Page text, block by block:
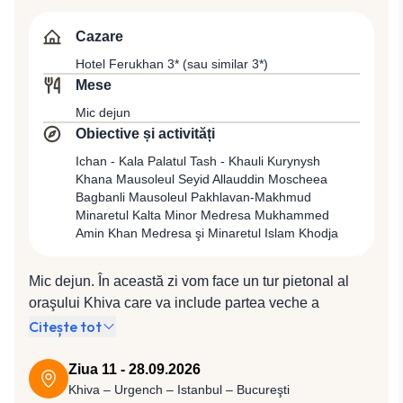
importantă şi punct comercial pentru caravanele de
către estul şi vestul Europei. Cazare în Khiva la Hotel
Ferukhan 3* (sau similar 3*).
Cazare
Hotel Ferukhan 3* (sau similar 3*)
Mese
Mic dejun
Obiective și activități
Ichan - Kala Palatul Tash - Khauli Kurynysh
Khana Mausoleul Seyid Allauddin Moscheea
Bagbanli Mausoleul Pakhlavan-Makhmud
Minaretul Kalta Minor Medresa Mukhammed
Amin Khan Medresa şi Minaretul Islam Khodja
Mic dejun. În această zi vom face un tur pietonal al
oraşului Khiva care va include partea veche a
oraşului, Ichan - Kala, inclusă în Patrimoniul Mondial
datează din Evul Mediu, cu porţi orientate către toate
cele 4 puncte cardinale, conferind astfel întregului
Citește tot
Ziua 11 - 28.09.2026
Khiva – Urgench – Istanbul – Bucureşti